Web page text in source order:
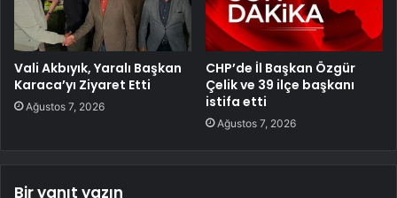
Vali Akbıyık, Yaralı Başkan
Karaca’yı Ziyaret Etti
Ağustos 7, 2026
CHP’de İl Başkan Özgür
Çelik ve 39 ilçe başkanı
istifa etti
Ağustos 7, 2026
Bir yanıt yazın